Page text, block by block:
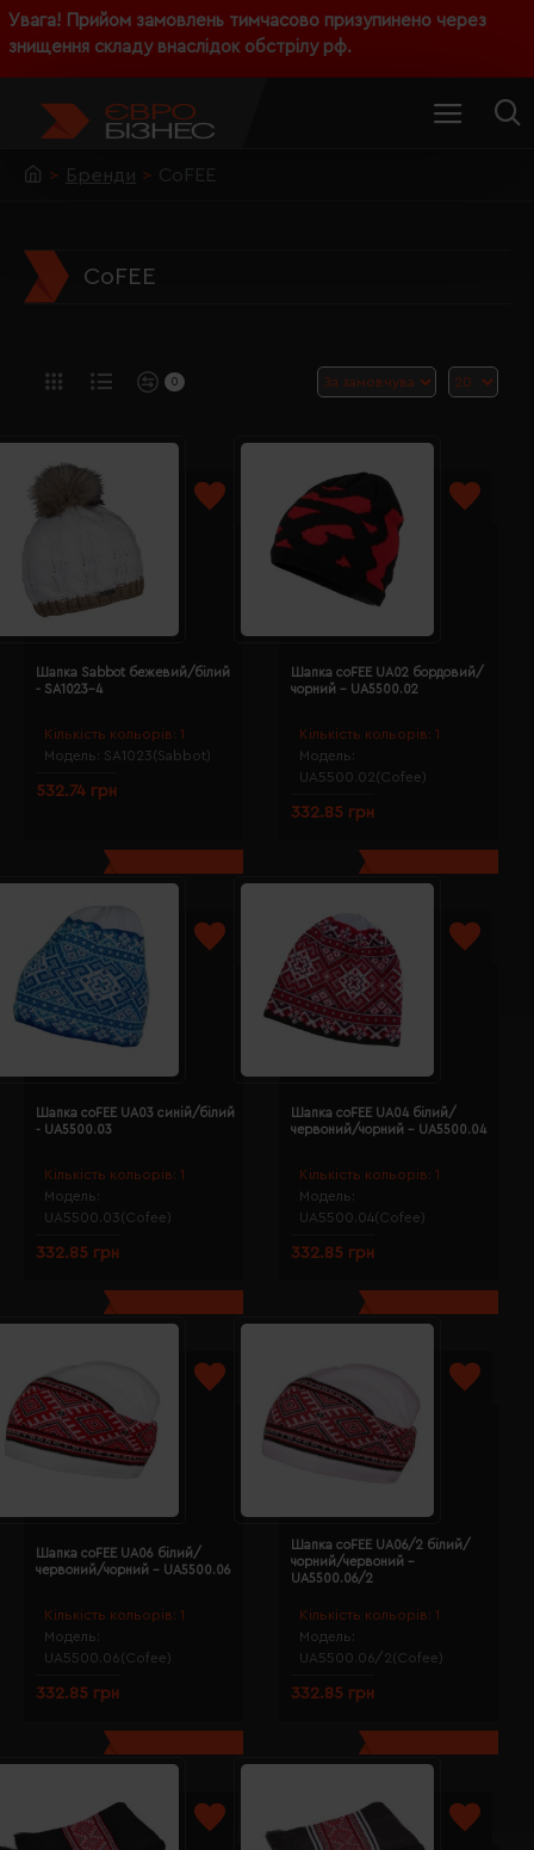
Увага! Прийом замовлень тимчасово призупинено через
знищення складу внаслідок обстрілу рф.
Бренди CoFEE
CoFEE
0
Кількість кольорів: 1
Модель: SA1023(Sabbot)
Шапка Sabbot бежевий/білий
- SA1023-4
532.74 грн
Кількість кольорів: 1
Модель:
UA5500.02(Cofee)
Шапка coFEE UA02 бордовий/
чорний - UA5500.02
332.85 грн
Кількість кольорів: 1
Модель:
UA5500.03(Cofee)
Шапка coFEE UA03 синій/білий
- UA5500.03
332.85 грн
Кількість кольорів: 1
Модель:
UA5500.04(Cofee)
Шапка coFEE UA04 білий/
червоний/чорний - UA5500.04
332.85 грн
Кількість кольорів: 1
Модель:
UA5500.06(Cofee)
Шапка coFEE UA06 білий/
червоний/чорний - UA5500.06
332.85 грн
Кількість кольорів: 1
Модель:
UA5500.06/2(Cofee)
Шапка coFEE UA06/2 білий/
чорний/червоний -
UA5500.06/2
332.85 грн